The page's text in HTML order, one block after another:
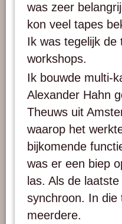
was zeer
kon veel tapes
Ik was tegelijk de
workshops.
Ik bouwde multi-
Alexander Hahn
Theuws uit
waarop het
bijkomende
was er een biep
las. Als de
synchroon. In die
meerdere.